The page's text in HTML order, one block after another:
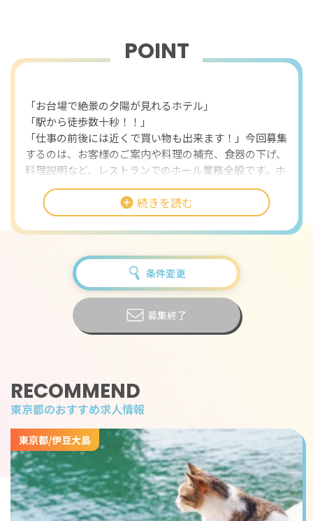
POINT
「お台場で絶景の夕陽が見れるホテル」
「駅から徒歩数十秒！！」
「仕事の前後には近くで買い物も出来ます！」今回募集
するのは、お客様のご案内や料理の補充、食器の下げ、
料理説明など、レストランでのホール業務全般です。ホ
テルや大型商業施設に併設されたレストランでのお仕事
は、華やかな雰囲気の中で接客スキルをさらに磨けるチ
ャンス。経験者の方を対象にしているため、これまでの
経験をしっかり活かして働けます。
勤務時間は朝6:00から夜23:00までの間で実働8時間、シ
フト制勤務となります。通いでの勤務となりますが、勤
務地はアクセスの良い東京都港区・お台場エリア。都心
からの通勤もしやすく、仕事帰りにショッピングや食事
を楽しむこともできる便利な立地です。
す。接客経験を活かしつつ、高収入を目指せるのは大き
な魅力です。
また、勤務地のお台場は観光スポットとしても人気で、
休日や勤務後に楽しめるスポットが盛りだくさん。ショ
ッピングモール「アクアシティお台場」や「ダイバーシ
ティ東京」、レインボーブリッジを望む絶景、夜景の美
しさは都内でも屈指です。季節ごとに開催されるイベン
続きを読む
条件変更
募集終了
RECOMMEND
東京都のおすすめ求人情報
東京都/伊豆大島